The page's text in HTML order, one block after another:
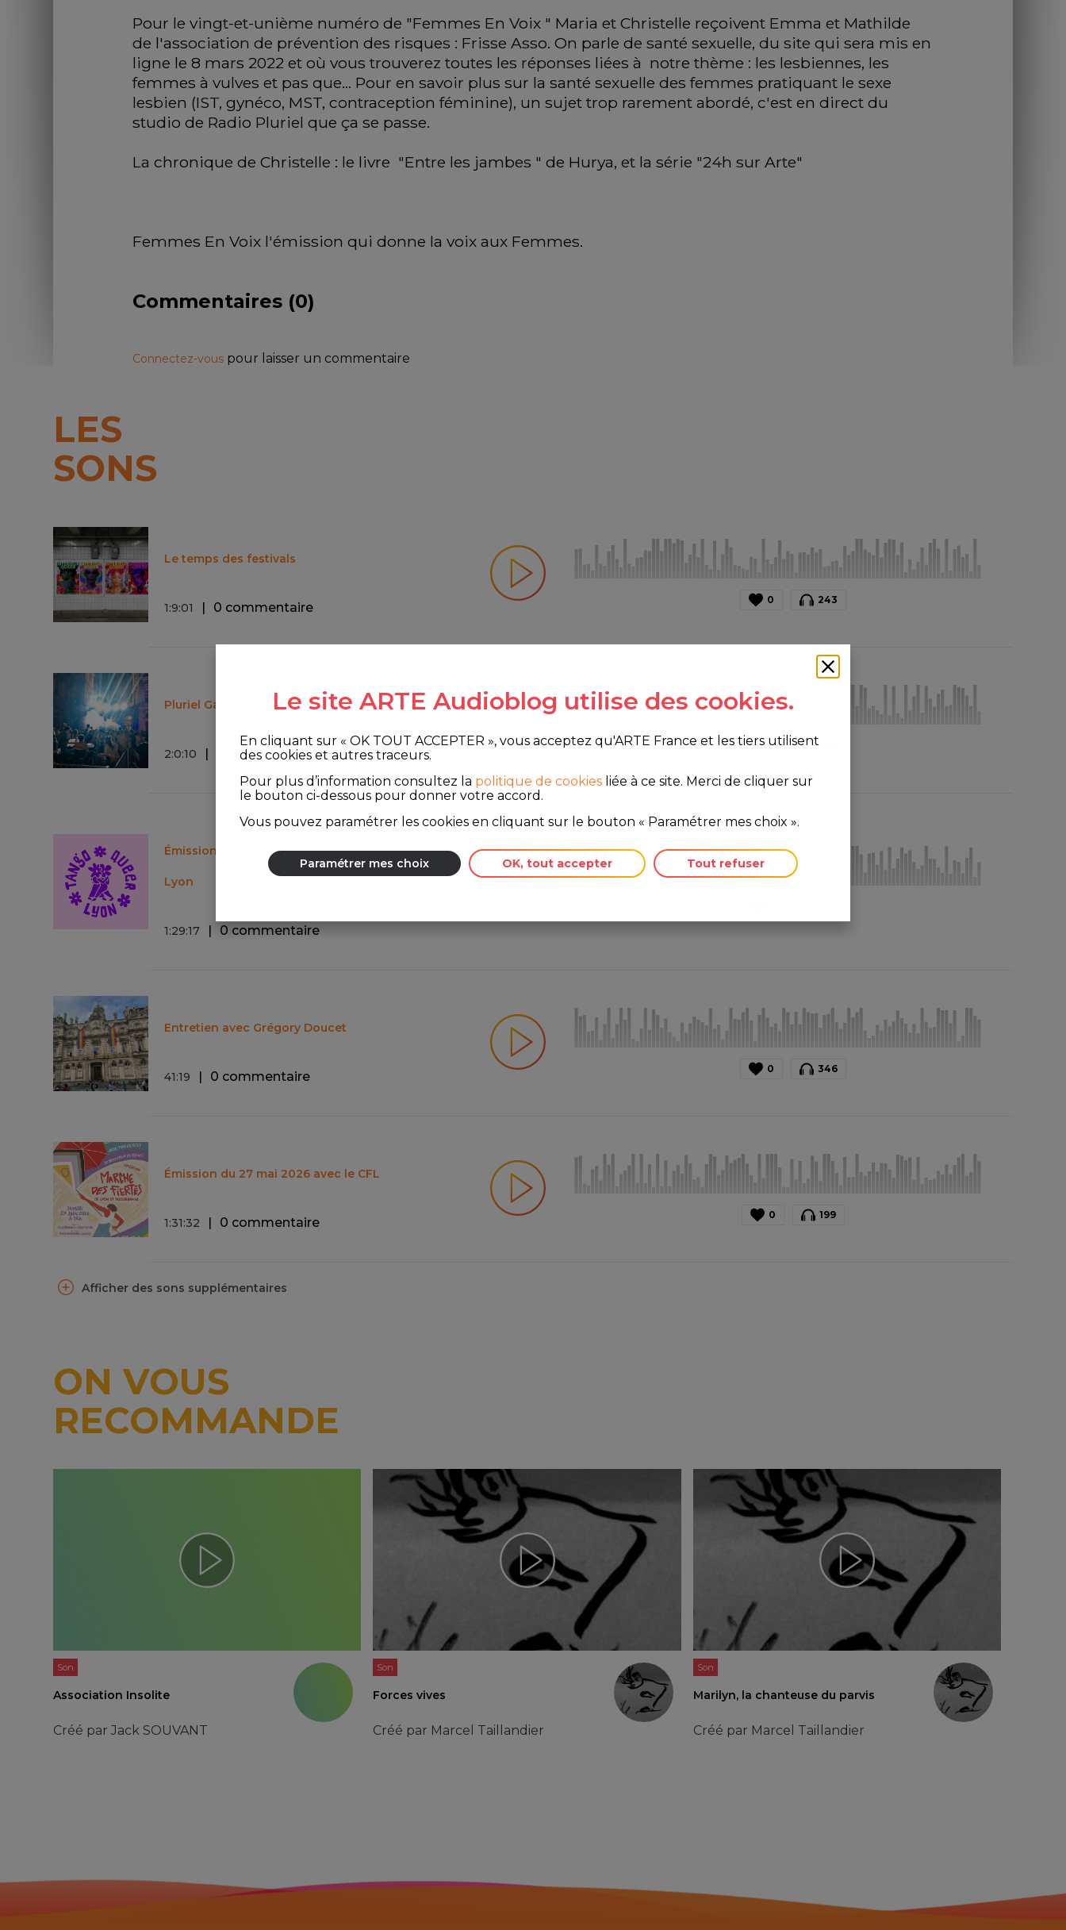
Pour le vingt-et-unième numéro de "Femmes En Voix " Maria et Christelle reçoivent Emma et Mathilde
de l'association de prévention des risques : Frisse Asso. On parle de santé sexuelle, du site qui sera mis en
ligne le 8 mars 2022 et où vous trouverez toutes les réponses liées à  notre thème : les lesbiennes, les
femmes à vulves et pas que... Pour en savoir plus sur la santé sexuelle des femmes pratiquant le sexe
lesbien (IST, gynéco, MST, contraception féminine), un sujet trop rarement abordé, c'est en direct du
studio de Radio Pluriel que ça se passe.
La chronique de Christelle : le livre  "Entre les jambes " de Hurya, et la série "24h sur Arte"
Femmes En Voix l'émission qui donne la voix aux Femmes.
Commentaires (0)
Connectez-vous pour laisser un commentaire
LES
SONS
Le temps des festivals
1:9:01 0 commentaire
0 243
Pluriel Gay au Bal des Fiertés 2026
2:0:10 0 commentaire
0 304
Émission du 10 juin 2026 avec le Tango Queer
Lyon
1:29:17 0 commentaire
Entretien avec Grégory Doucet
41:19 0 commentaire
0 346
Émission du 27 mai 2026 avec le CFL
1:31:32 0 commentaire
0 199
Afficher des sons supplémentaires
ON VOUS
RECOMMANDE
Son
Association Insolite
Créé parJack SOUVANT
Son
Forces vives
Créé par Marcel Taillandier
Son
Marilyn, la chanteuse du parvis
Créé par Marcel Taillandier
Le site ARTE Audioblog utilise des cookies.
En cliquant sur « OK TOUT ACCEPTER », vous acceptez qu'ARTE France et les tiers utilisent
des cookies et autres traceurs.
Pour plus d’information consultez la politique de cookies liée à ce site. Merci de cliquer sur
le bouton ci-dessous pour donner votre accord.
Vous pouvez paramétrer les cookies en cliquant sur le bouton « Paramétrer mes choix ».
Paramétrer mes choix OK, tout accepter Tout refuser